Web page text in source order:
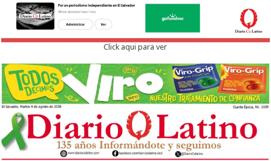
Click aqui para ver